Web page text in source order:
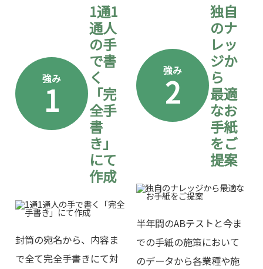
強み
1
1通1
通人
の手
で書
く
「完
全手
書
き」
にて
作成
封筒の宛名から、内容ま
で全て完全手書きにて対
強み
2
独自
のナ
レッ
ジか
ら
最適
なお
手紙
をご
提案
半年間のABテストと今ま
での手紙の施策において
のデータから各業種や施